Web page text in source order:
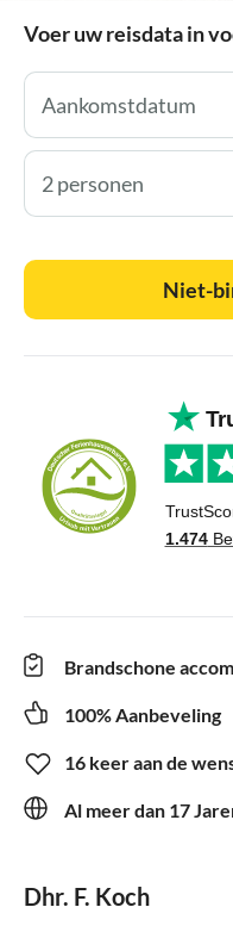
Voer uw reisdata in
2 personen
Niet-
Brandschone
100% Aanbeveling
16 keer aan de
Al meer dan 17
Dhr. F. Koch